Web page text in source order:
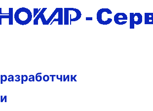
разработчик
и